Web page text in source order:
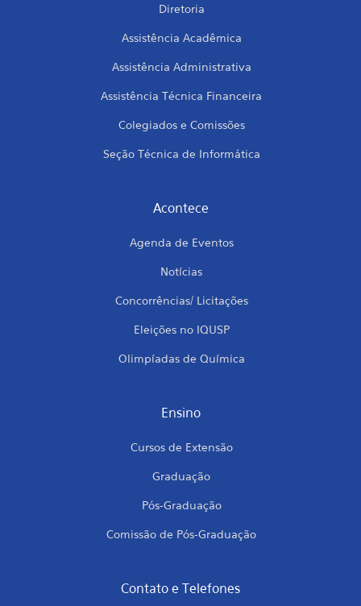
Diretoria
Assistência Acadêmica
Assistência Administrativa
Assistência Técnica Financeira
Colegiados e Comissões
Seção Técnica de Informática
Acontece
Agenda de Eventos
Notícias
Concorrências/ Licitações
Eleições no IQUSP
Olimpíadas de Química
Ensino
Cursos de Extensão
Graduação
Pós-Graduação
Comissão de Pós-Graduação
Contato e Telefones